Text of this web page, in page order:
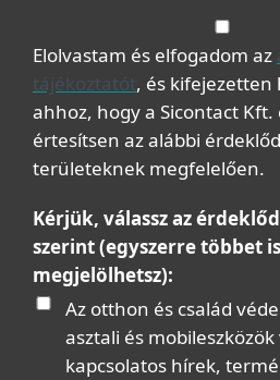
Elolvastam és elfogadom az
tájékoztatót, és kifejezetten
ahhoz, hogy a Sicontact Kft.
értesítsen az alábbi
területeknek megfelelően.
Kérjük, válassz az
szerint (egyszerre többet is
megjelölhetsz):
Az otthon és család
asztali és
kapcsolatos hírek,